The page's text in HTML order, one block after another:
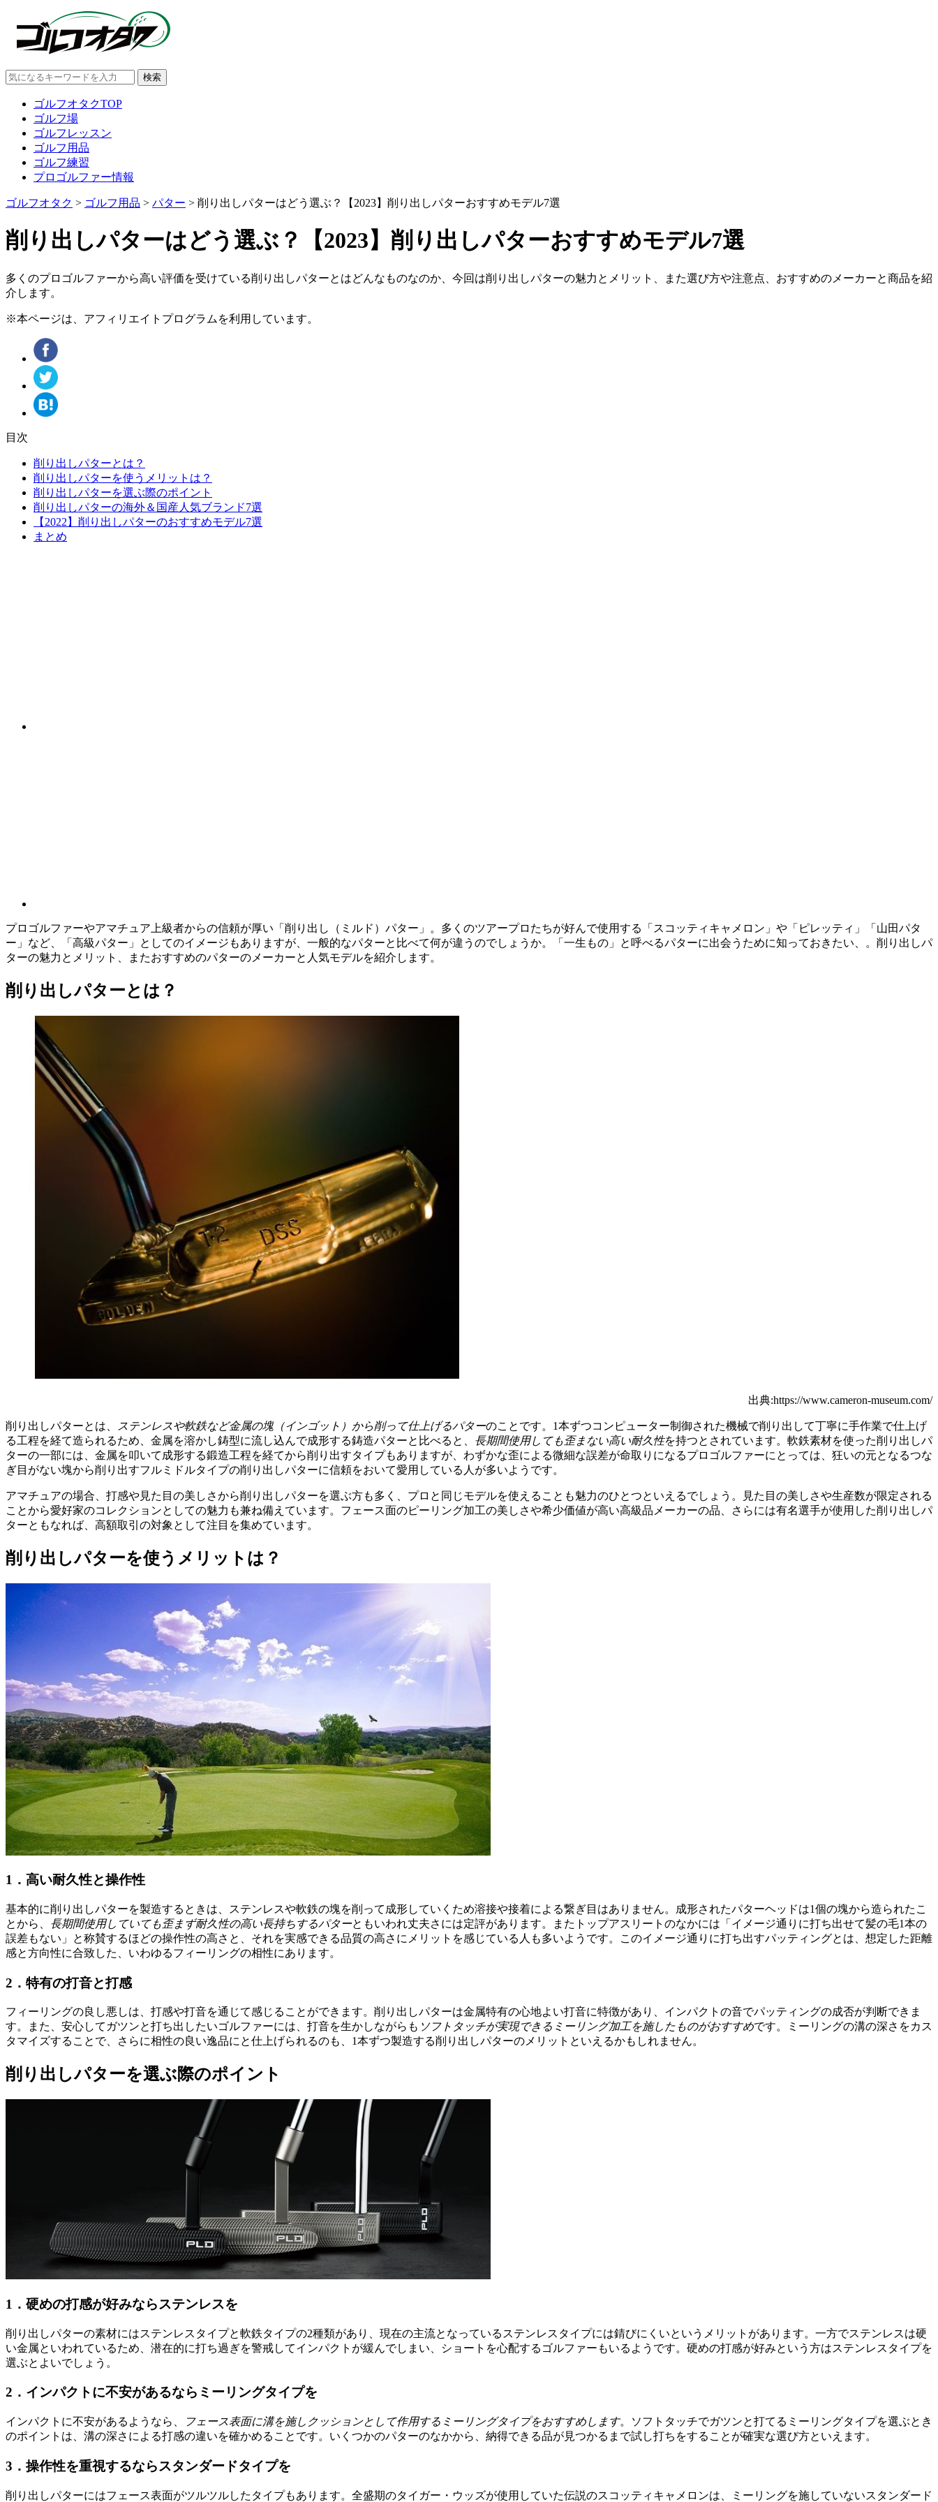
ゴルフオタクTOP
ゴルフ場
ゴルフレッスン
ゴルフ用品
ゴルフ練習
プロゴルファー情報
ゴルフオタク > ゴルフ用品 > パター > 削り出しパターはどう選ぶ？【2023】削り出しパターおすすめモデル7選
削り出しパターはどう選ぶ？【2023】削り出しパターおすすめモデル7選
多くのプロゴルファーから高い評価を受けている削り出しパターとはどんなものなのか、今回は削り出しパターの魅力とメリット、また選び方や注意点、おすすめのメーカーと商品を紹
介します。
※本ページは、アフィリエイトプログラムを利用しています。
目次
削り出しパターとは？
削り出しパターを使うメリットは？
削り出しパターを選ぶ際のポイント
削り出しパターの海外＆国産人気ブランド7選
【2022】削り出しパターのおすすめモデル7選
まとめ
プロゴルファーやアマチュア上級者からの信頼が厚い「削り出し（ミルド）パター」。多くのツアープロたちが好んで使用する「スコッティキャメロン」や「ピレッティ」「山田パタ
ー」など、「高級パター」としてのイメージもありますが、一般的なパターと比べて何が違うのでしょうか。「一生もの」と呼べるパターに出会うために知っておきたい、。削り出しパ
ターの魅力とメリット、またおすすめのパターのメーカーと人気モデルを紹介します。
削り出しパターとは？
出典:https://www.cameron-museum.com/
削り出しパターとは、 ステンレスや軟鉄など金属の塊（インゴット）から削って仕上げるパターのことです。1本ずつコンピューター制御された機械で削り出して丁寧に手作業で仕上げ
る工程を経て造られるため、金属を溶かし鋳型に流し込んで成形する鋳造パターと比べると、 長期間使用しても歪まない高い耐久性を持つとされています。軟鉄素材を使った削り出しパ
ターの一部には、金属を叩いて成形する鍛造工程を経てから削り出すタイプもありますが、わずかな歪による微細な誤差が命取りになるプロゴルファーにとっては、狂いの元となるつな
ぎ目がない塊から削り出すフルミドルタイプの削り出しパターに信頼をおいて愛用している人が多いようです。
アマチュアの場合、打感や見た目の美しさから削り出しパターを選ぶ方も多く、プロと同じモデルを使えることも魅力のひとつといえるでしょう。見た目の美しさや生産数が限定される
ことから愛好家のコレクションとしての魅力も兼ね備えています。フェース面のピーリング加工の美しさや希少価値が高い高級品メーカーの品、さらには有名選手が使用した削り出しパ
ターともなれば、高額取引の対象として注目を集めています。
削り出しパターを使うメリットは？
1．高い耐久性と操作性
基本的に削り出しパターを製造するときは、ステンレスや軟鉄の塊を削って成形していくため溶接や接着による繋ぎ目はありません。成形されたパターヘッドは1個の塊から造られたこ
とから、 長期間使用していても歪まず耐久性の高い長持ちするパターともいわれ丈夫さには定評があります。またトップアスリートのなかには「イメージ通りに打ち出せて髪の毛1本の
誤差もない」と称賛するほどの操作性の高さと、それを実感できる品質の高さにメリットを感じている人も多いようです。このイメージ通りに打ち出すパッティングとは、想定した距離
感と方向性に合致した、いわゆるフィーリングの相性にあります。
2．特有の打音と打感
フィーリングの良し悪しは、打感や打音を通じて感じることができます。削り出しパターは金属特有の心地よい打音に特徴があり、インパクトの音でパッティングの成否が判断できま
す。また、安心してガツンと打ち出したいゴルファーには、打音を生かしながらも ソフトタッチが実現できるミーリング加工を施したものがおすすめです。ミーリングの溝の深さをカス
タマイズすることで、さらに相性の良い逸品にと仕上げられるのも、1本ずつ製造する削り出しパターのメリットといえるかもしれません。
削り出しパターを選ぶ際のポイント
1．硬めの打感が好みならステンレスを
削り出しパターの素材にはステンレスタイプと軟鉄タイプの2種類があり、現在の主流となっているステンレスタイプには錆びにくいというメリットがあります。一方でステンレスは硬
い金属といわれているため、潜在的に打ち過ぎを警戒してインパクトが緩んでしまい、ショートを心配するゴルファーもいるようです。硬めの打感が好みという方はステンレスタイプを
選ぶとよいでしょう。
2．インパクトに不安があるならミーリングタイプを
インパクトに不安があるようなら、 フェース表面に溝を施しクッションとして作用するミーリングタイプをおすすめします。ソフトタッチでガツンと打てるミーリングタイプを選ぶとき
のポイントは、溝の深さによる打感の違いを確かめることです。いくつかのパターのなかから、納得できる品が見つかるまで試し打ちをすることが確実な選び方といえます。
3．操作性を重視するならスタンダードタイプを
削り出しパターにはフェース表面がツルツルしたタイプもあります。全盛期のタイガー・ウッズが使用していた伝説のスコッティキャメロンは、ミーリングを施していないスタンダード